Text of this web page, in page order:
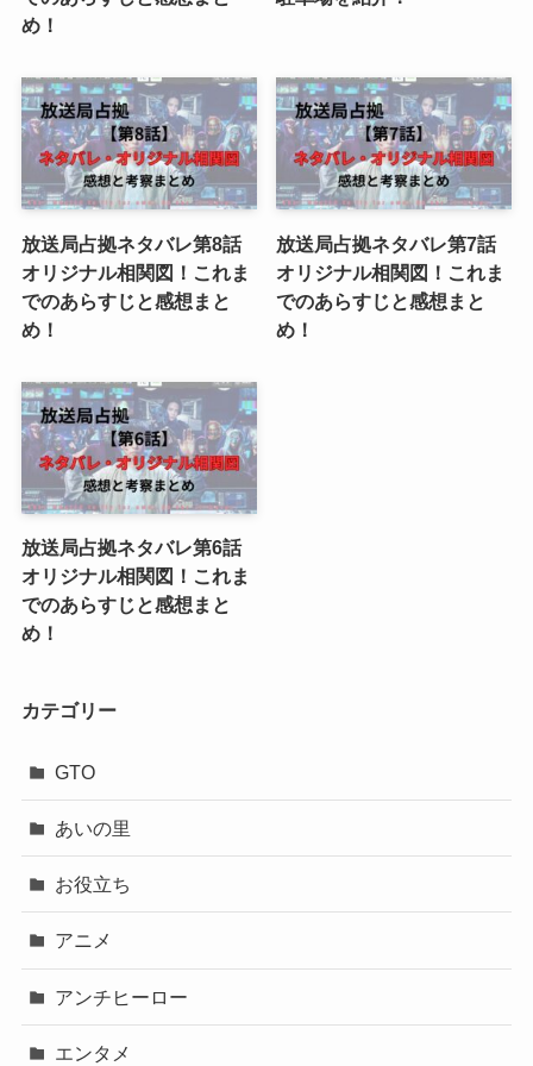
め！
放送局占拠ネタバレ第8話
オリジナル相関図！これま
でのあらすじと感想まと
め！
放送局占拠ネタバレ第7話
オリジナル相関図！これま
でのあらすじと感想まと
め！
放送局占拠ネタバレ第6話
オリジナル相関図！これま
でのあらすじと感想まと
め！
カテゴリー
GTO
あいの里
お役立ち
アニメ
アンチヒーロー
エンタメ